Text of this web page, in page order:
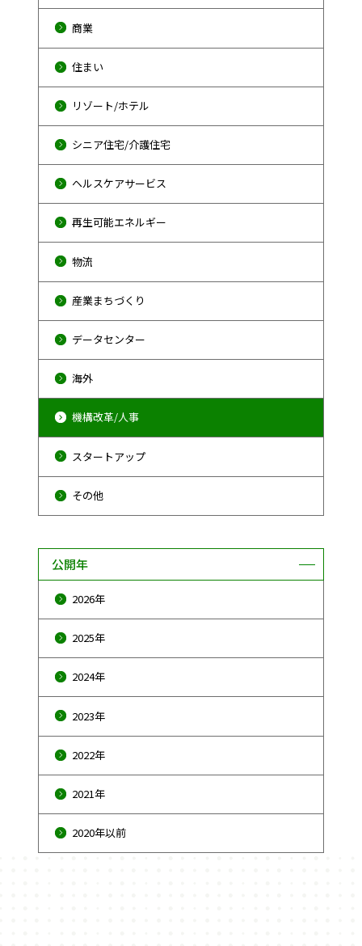
商業
住まい
リゾート/ホテル
シニア住宅/介護住宅
ヘルスケアサービス
再生可能エネルギー
物流
産業まちづくり
データセンター
海外
機構改革/人事
スタートアップ
その他
公開年
2026年
2025年
2024年
2023年
2022年
2021年
2020年以前